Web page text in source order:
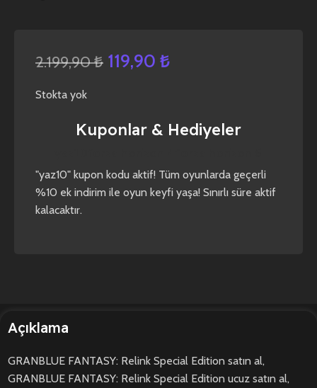
2.199,90₺ 119,90 ₺
Stokta yok
Kuponlar & Hediyeler
"yaz10" kupon kodu aktif! Tüm oyunlarda geçerli
%10 ek indirim ile oyun keyfi yaşa! Sınırlı süre aktif
kalacaktır.
Açıklama
GRANBLUE FANTASY: Relink Special Edition satın al,
GRANBLUE FANTASY: Relink Special Edition ucuz satın al,